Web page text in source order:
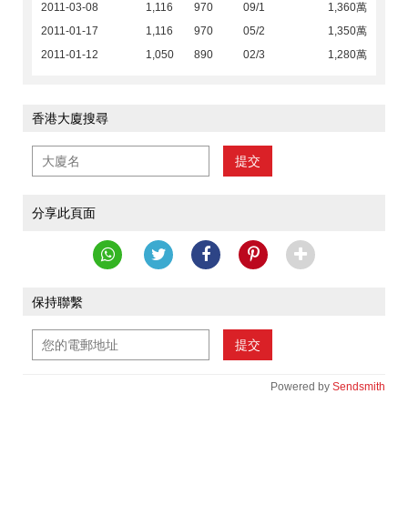
2011-03-08
1,116 970 09/1
1,360萬
2011-01-17
1,116 970 05/2
1,350萬
2011-01-12
1,050 890 02/3 1,280萬
香港大廈搜尋
提交
分享此頁面
保持聯繫
提交
Powered by Sendsmith